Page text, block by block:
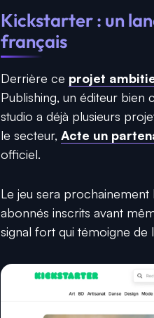
Kickstarter : un
français
Derrière ce projet
Publishing, un éditeur bien
studio a déjà plusieurs
le secteur, Acte un
officiel.
Le jeu sera prochainement
abonnés inscrits avant
signal fort qui témoigne de